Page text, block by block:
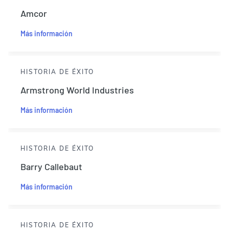
Amcor
Más información
HISTORIA DE ÉXITO
Armstrong World Industries
Más información
HISTORIA DE ÉXITO
Barry Callebaut
Más información
HISTORIA DE ÉXITO